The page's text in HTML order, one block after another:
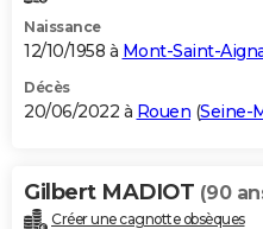
Naissance
12/10/1958 à Mont-Saint-
Décès
20/06/2022 à Rouen (Seine-
Gilbert MADIOT (90
Créer une cagnotte obsèques